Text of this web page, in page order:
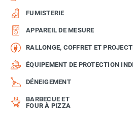
FUMISTERIE
APPAREIL DE MESURE
RALLONGE, COFFRET ET
ÉQUIPEMENT DE PROTECTION
DÉNEIGEMENT
BARBECUE ET
FOUR À PIZZA